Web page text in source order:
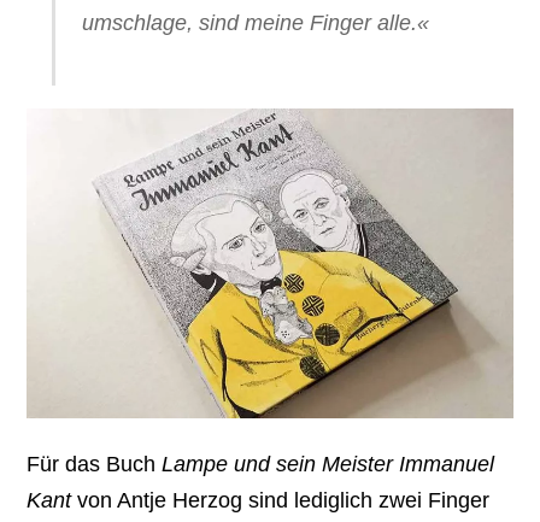
umschlage, sind meine Finger alle.«
Für das BuchLampe und sein Meister Immanuel
Kantvon Antje Herzog sind lediglich zwei Finger